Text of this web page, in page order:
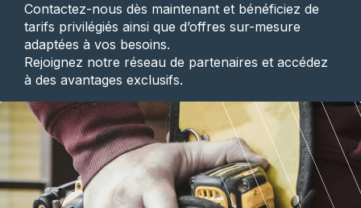
Contactez-nous dès maintenant et bénéficiez de
tarifs privilégiés ainsi que d’offres sur-mesure
adaptées à vos besoins.
Rejoignez notre réseau de partenaires et accédez
à des avantages exclusifs.